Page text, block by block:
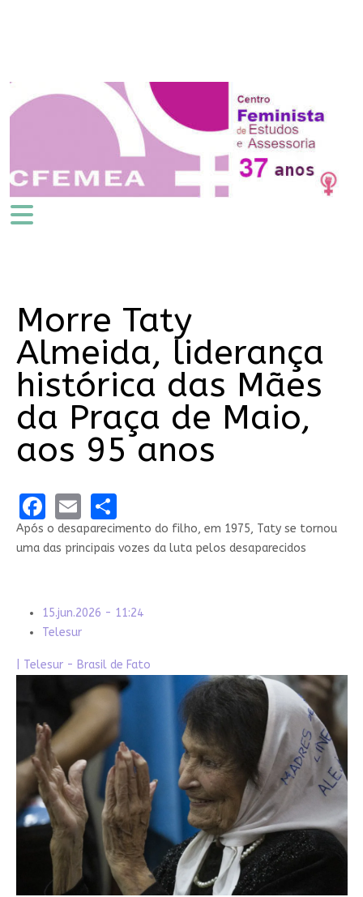
Morre Taty
Almeida, liderança
histórica das Mães
da Praça de Maio,
aos 95 anos
Facebook
EmailShare
Após o desaparecimento do filho, em 1975, Taty se tornou
uma das principais vozes da luta pelos desaparecidos
15.jun.2026 - 11:24
Telesur
| Telesur - Brasil de Fato